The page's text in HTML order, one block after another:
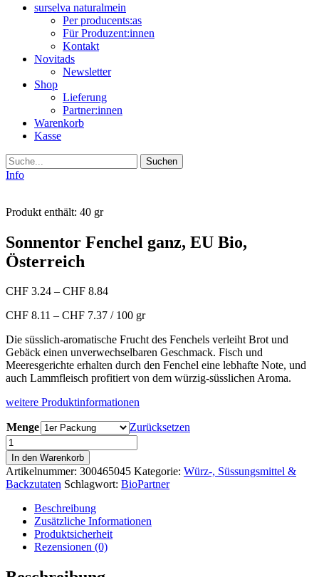
surselva naturalmein
Per producents:as
Für Produzent:innen
Kontakt
Novitads
Newsletter
Shop
Lieferung
Partner:innen
Warenkorb
Kasse
Suche
Info
Produkt enthält: 40 gr
Sonnentor Fenchel ganz, EU Bio,
Österreich
CHF 3.24 – CHF 8.84
CHF 8.11 – CHF 7.37 / 100 gr
Die süsslich-aromatische Frucht des Fenchels verleiht Brot und
Gebäck einen unverwechselbaren Geschmack. Fisch und
Meeresgerichte erhalten durch den Fenchel eine lebhafte Note, und
auch Lammfleisch profitiert von dem würzig-süsslichen Aroma.
weitere Produktinformationen
Menge
Zurücksetzen
Sonnentor
Fenchel
ganz,
EU
Bio,
Österreich
Menge
In den Warenkorb
Artikelnummer: 300465045 Kategorie: Würz-, Süssungsmittel &
Backzutaten Schlagwort: BioPartner
Beschreibung
Zusätzliche Informationen
Produktsicherheit
Rezensionen (0)